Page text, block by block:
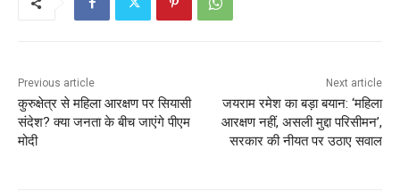
Previous article
कुरुक्षेत्र से महिला आरक्षण पर सियासी
संदेश? क्या जनता के बीच जाएंगे पीएम
मोदी
Next article
जयराम रमेश का बड़ा बयान: ‘महिला
आरक्षण नहीं, असली मुद्दा परिसीमन’,
सरकार की नीयत पर उठाए सवाल